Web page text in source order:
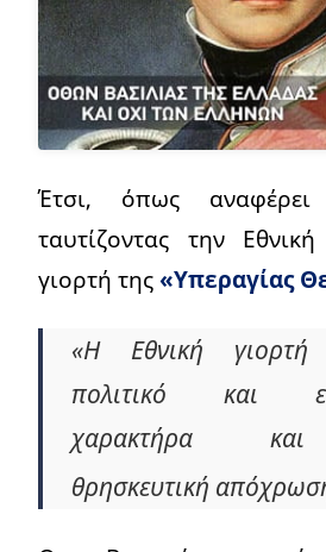
Έτσι, όπως
ταυτίζοντας την
γιορτή της«Υπεραγίας
«Η Εθνική
πολιτικό και
χαρακτήρα
θρησκευτική